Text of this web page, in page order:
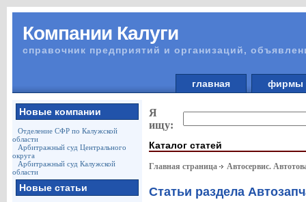
Компании Калуги
справочник предприятий и организаций,
главная
Новые компании
Отделение СФР по Калужской
области
Арбитражный суд Центрального
округа
Арбитражный суд Калужской
области
Новые статьи
Я
ищу:
Каталог статей
Главная страница Автосервис.
Статьи раздела